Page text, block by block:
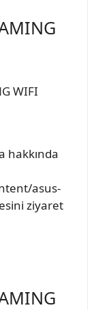
hakkında
asus-
ziyaret